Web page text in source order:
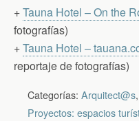
+Tauna Hotel – On the
fotografías)
+Tauna Hotel –
reportaje de fotografías)
Categorías: Arquitect@s,
Proyectos: espacios